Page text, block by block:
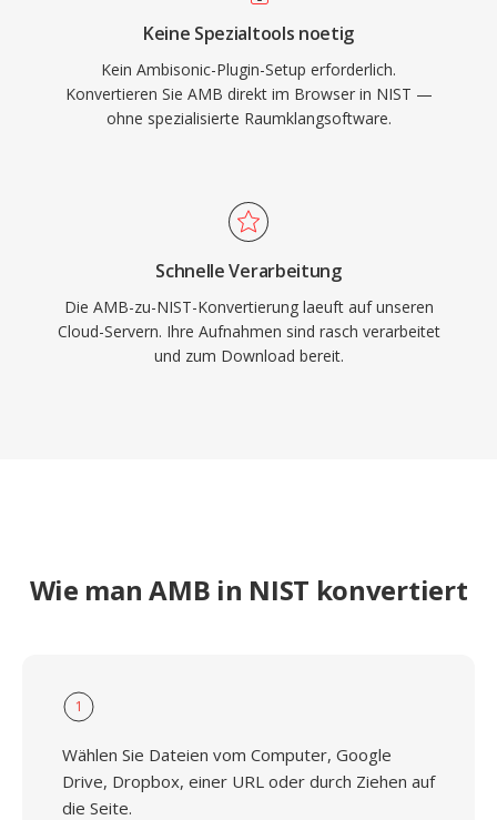
Keine Spezialtools noetig
Kein Ambisonic-Plugin-Setup erforderlich.
Konvertieren Sie AMB direkt im Browser in NIST —
ohne spezialisierte Raumklangsoftware.
Schnelle Verarbeitung
Die AMB-zu-NIST-Konvertierung laeuft auf unseren
Cloud-Servern. Ihre Aufnahmen sind rasch verarbeitet
und zum Download bereit.
Wie man AMB in NIST konvertiert
1
Wählen Sie Dateien vom Computer, Google
Drive, Dropbox, einer URL oder durch Ziehen auf
die Seite.